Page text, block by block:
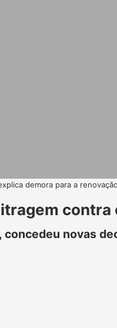
demora para a
contra
novas